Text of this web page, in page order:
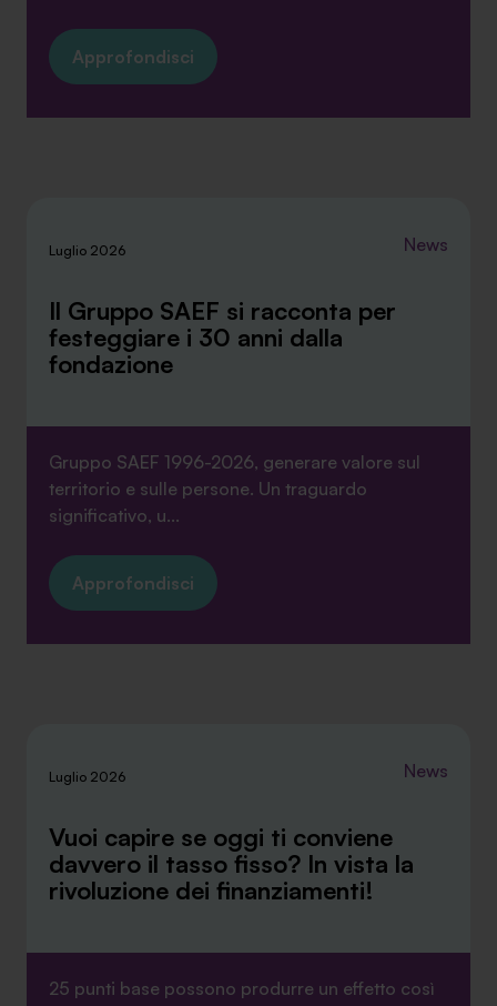
Approfondisci
Luglio 2026 News
Il Gruppo SAEF si racconta per
festeggiare i 30 anni dalla
fondazione
Gruppo SAEF 1996-2026, generare valore sul
territorio e sulle persone. Un traguardo
significativo, u...
Approfondisci
Luglio 2026 News
Vuoi capire se oggi ti conviene
davvero il tasso fisso? In vista la
rivoluzione dei finanziamenti!
25 punti base possono produrre un effetto così